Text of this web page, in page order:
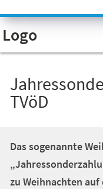
Visuelle
Assistenzsoftware
öffnen.
Logo
TVöD
Das sogenannte
zu Weihnachten